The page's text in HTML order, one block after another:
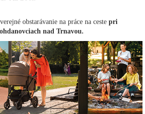
obstarávanie na práce na ceste pri
nad Trnavou.